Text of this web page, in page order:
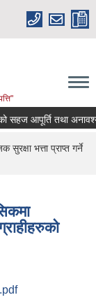
सहज आपूर्ति तथा
भत्ता प्राप्त गर्ने